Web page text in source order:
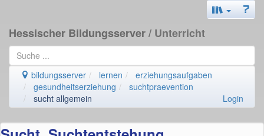
Hessischer Bildungsserver/ Unterricht
bildungsserver lernen
erziehungsaufgaben
gesundheitserziehung
suchtpraevention
sucht allgemein
Login